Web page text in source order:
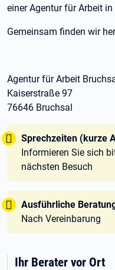
einer Agentur für Arbeit in
Gemeinsam finden wir
Agentur für Arbeit
Kaiserstraße 97
76646 Bruchsal
Tipp:
Sprechzeiten (kurze
Informieren Sie sich
nächsten Besuch
Tipp:
Ausführliche
Nach Vereinbarung
Ihr Berater vor Ort